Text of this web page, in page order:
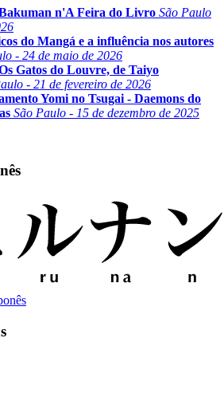
n'A Feira do Livro São Paulo
do Mangá e a influência nos autores
- 24 de maio de 2026
Gatos do Louvre, de Taiyo
- 21 de fevereiro de 2026
Yomi no Tsugai - Daemons do
São Paulo - 15 de dezembro de 2025